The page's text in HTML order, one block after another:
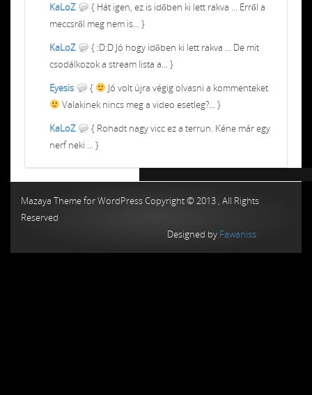
KaLoZ
{ Hát igen, ez is időben ki lett rakva ... Erről a
meccsről meg nem is... }
KaLoZ
{ :D:D Jó hogy időben ki lett rakva ... De mit
csodálkozok a stream lista a... }
Eyesis
{
Jó volt újra végig olvasni a kommenteket
Valakinek nincs meg a video esetleg?... }
KaLoZ
{ Rohadt nagy vicc ez a terrun. Kéne már egy
nerf neki ... }
Mazaya Theme for WordPress Copyright © 2013 , All Rights
Reserved
Designed by Fawaniss